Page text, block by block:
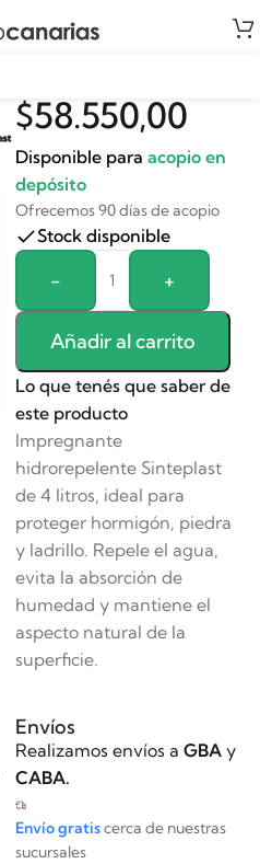
$58.550,00
Disponible para acopio en
depósito
Ofrecemos 90 días de acopio
Stock disponible
- +
Añadir al carrito
Alternative:
Lo que tenés que saber de
este producto
Impregnante
hidrorepelente Sinteplast
de 4 litros, ideal para
proteger hormigón, piedra
y ladrillo. Repele el agua,
evita la absorción de
humedad y mantiene el
aspecto natural de la
superficie.
Envíos
Realizamos envíos a GBAy
CABA.
Envío gratiscerca de nuestras
sucursales